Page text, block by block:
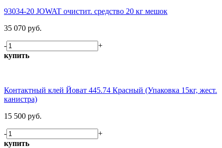
93034-20 JOWAT очистит. средство 20 кг мешок
35 070 руб.
-
+
купить
Контактный клей Йоват 445.74 Красный (Упаковка 15кг, жест.
канистра)
15 500 руб.
-
+
купить